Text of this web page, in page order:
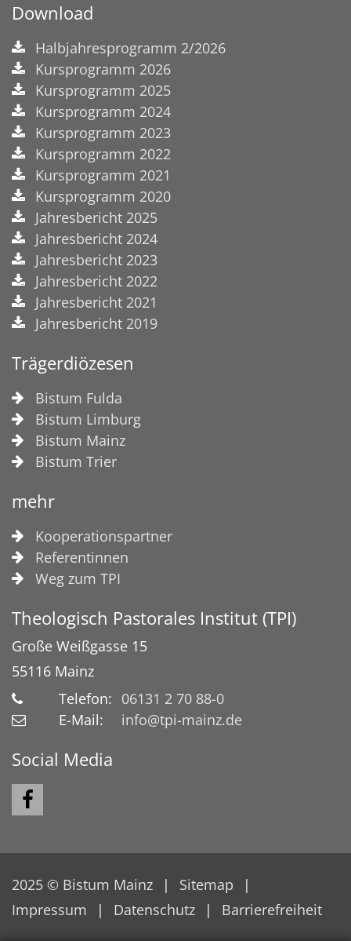
Download
Halbjahresprogramm 2/2026
Kursprogramm 2026
Kursprogramm 2025
Kursprogramm 2024
Kursprogramm 2023
Kursprogramm 2022
Kursprogramm 2021
Kursprogramm 2020
Jahresbericht 2025
Jahresbericht 2024
Jahresbericht 2023
Jahresbericht 2022
Jahresbericht 2021
Jahresbericht 2019
Trägerdiözesen
Bistum Fulda
Bistum Limburg
Bistum Mainz
Bistum Trier
mehr
Kooperationspartner
Referentinnen
Weg zum TPI
Theologisch Pastorales Institut (TPI)
Große Weißgasse 15
55116 Mainz
Telefon: 06131 2 70 88-0
E-Mail:
info@tpi-mainz.de
Social Media
2025 © Bistum Mainz
Sitemap
Impressum
Datenschutz Barrierefreiheit